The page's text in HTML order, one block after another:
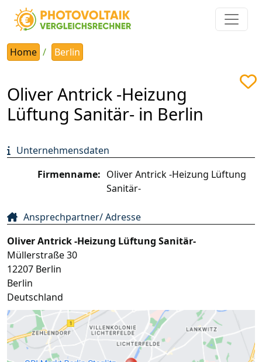
Home Berlin
Oliver Antrick -Heizung
Lüftung Sanitär- in Berlin
Unternehmensdaten
Firmenname: Oliver Antrick -Heizung Lüftung
Sanitär-
Ansprechpartner/ Adresse
Oliver Antrick -Heizung Lüftung Sanitär-
Müllerstraße 30
12207 Berlin
Berlin
Deutschland